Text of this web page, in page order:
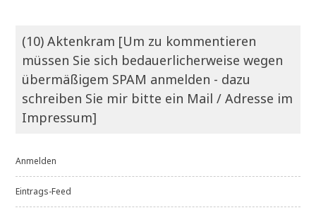
(10) Aktenkram [Um zu kommentieren
müssen Sie sich bedauerlicherweise wegen
übermäßigem SPAM anmelden - dazu
schreiben Sie mir bitte ein Mail / Adresse im
Impressum]
Anmelden
Eintrags-Feed